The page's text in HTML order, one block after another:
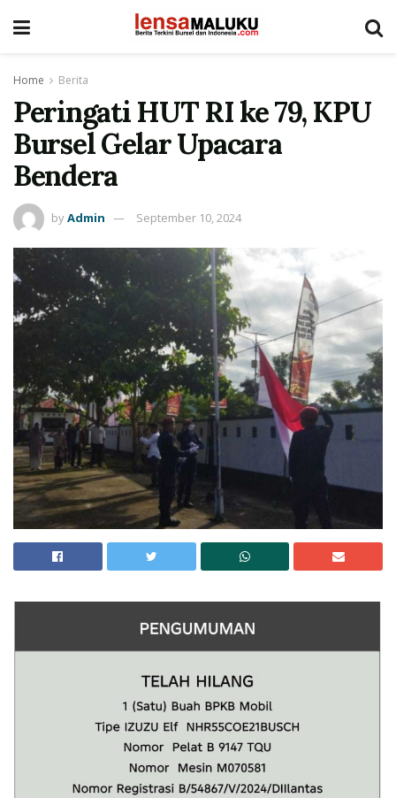
Home Berita
Peringati HUT RI ke 79, KPU
Bursel Gelar Upacara
Bendera
byAdmin September 10, 2024